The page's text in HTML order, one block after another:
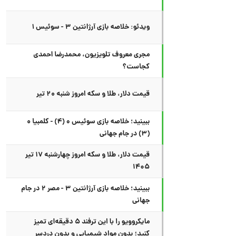
ویدئو: خلاصه بازی آرژانتین ۳ - سوئیس ۱
مجری معروف تلویزیون، محمدرضا احمدی
کجاست؟
قیمت دلار، طلا و سکه امروز شنبه ۲۰ تیر
ببینید؛ خلاصه بازی سوئیس ۰ (۴) - کلمبیا ۰
(۳) در جام جهانی
قیمت دلار، طلا و سکه امروز چهارشنبه ۱۷ تیر
۱۴۰۵
ببینید؛ خلاصه بازی آرژانتین ۳ - مصر ۲ در جام
جهانی
مایکروویو را با این ترفند ۵ دقیقه‌ای تمیز